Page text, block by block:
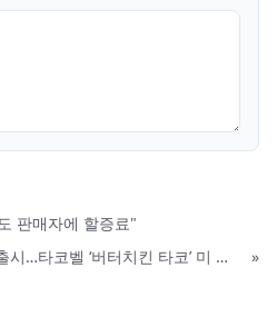
판매자에 할증료"
전 세계 들썩인 메뉴, 드디어 출시…타코벨 ‘버터치킨 타코’ 미 상륙
»